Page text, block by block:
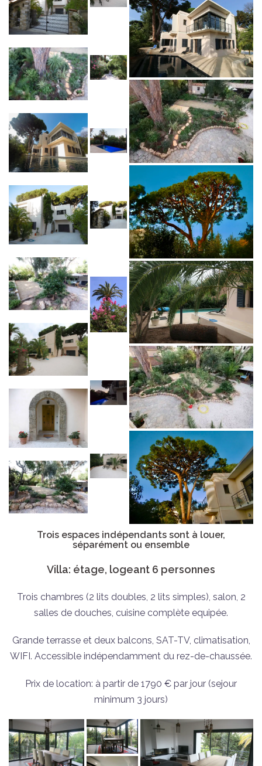
Trois espaces indépendants sont à louer,
séparément ou ensemble
Villa: étage, logeant 6 personnes
Trois chambres (2 lits doubles, 2 lits simples), salon, 2
salles de douches, cuisine complète equipée.
Grande terrasse et deux balcons, SAT-TV, climatisation,
WIFI. Accessible indépendamment du rez-de-chaussée.
Prix de location: à partir de 1790 € par jour (sejour
minimum 3 jours)